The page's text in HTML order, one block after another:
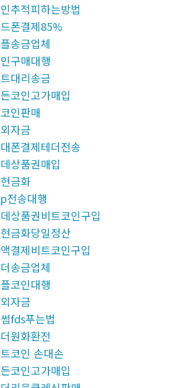
추적피하는방법
폰결제85%
송금업체
구매대행
대리송금
코인고가매입
인판매
자금
폰결제테더전송
상품권매입
금화
전송대행
상품권비트코인구입
금화당일정산
결제비트코인구입
송금업체
코인대행
자금
fds푸는법
원화환전
코인 손대손
코인고가매입